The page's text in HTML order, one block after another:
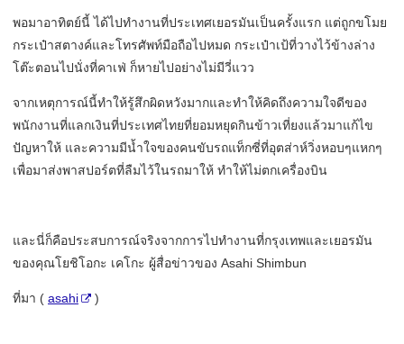
พอมาอาทิตย์นี้ ได้ไปทำงานที่ประเทศเยอรมันเป็นครั้งแรก แต่ถูกขโมย
กระเป๋าสตางค์และโทรศัพท์มือถือไปหมด กระเป๋าเป้ที่วางไว้ข้างล่าง
โต๊ะตอนไปนั่งที่คาเฟ่ ก็หายไปอย่างไม่มีวี่แวว
จากเหตุการณ์นี้ทำให้รู้สึกผิดหวังมากและทำให้คิดถึงความใจดีของ
พนักงานที่แลกเงินที่ประเทศไทยที่ยอมหยุดกินข้าวเที่ยงแล้วมาแก้ไข
ปัญหาให้ และความมีน้ำใจของคนขับรถแท็กซี่ที่อุตส่าห์วิ่งหอบๆแหกๆ
เพื่อมาส่งพาสปอร์ตที่ลืมไว้ในรถมาให้ ทำให้ไม่ตกเครื่องบิน
และนี่ก็คือประสบการณ์จริงจากการไปทำงานที่กรุงเทพและเยอรมัน
ของคุณโยชิโอกะ เคโกะ ผู้สื่อข่าวของ Asahi Shimbun
ที่มา ( asahi )